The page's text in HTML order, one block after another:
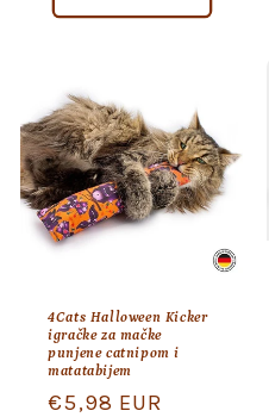
4Cats Halloween Kicker
igračke za mačke
punjene catnipom i
matatabijem
Regular
€5,98 EUR